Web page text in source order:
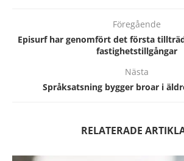
Föregående
Episurf har genomfört det första
fastighetstillgångar
Nästa
Språksatsning bygger broar i
RELATERADE